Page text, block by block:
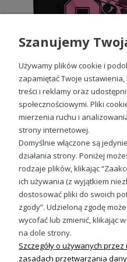
które stworzą spójną
połączenia są modne,
damska na walentynki z
na prezent, ale też sposób,
energii – idealna dla każdej
stylem.
Bluza na
kapturem
Każdabluza na
nadrukiempowstaje z
prezent ma znaczenie tylko
czas. Nasze modele szyte
materiałów, które
odporność na pranie.
technologii zachowują
po wielu sezonach. Sprawdź
kapturem i nadrukiem
modnym, oryginalnym
solidnych szwów po
Sprawdź
Szanujemy
Używamy plików cookie i
zapamiętać Twoje
treści i reklamy oraz
społecznościowymi. Pliki
mierzenia ruchu i
strony internetowej.
Domyślnie włączone są
działania strony. Poniżej
rodzaje plików, klikając
ich używania (z wyjątkiem
dostosować pliki do swoich
zgody”. Udzieloną zgodę
wycofać lub zmienić, klikając
na dole strony.
Szczegóły o używanych
zasadach przetwarzania